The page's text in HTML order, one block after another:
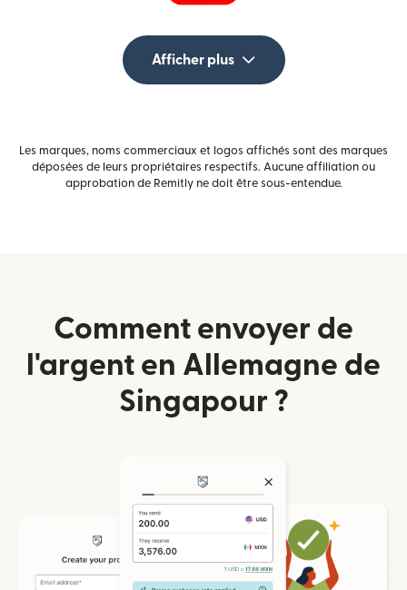
Afficher plus
Les marques, noms commerciaux et logos affichés sont des marques
déposées de leurs propriétaires respectifs. Aucune affiliation ou
approbation de Remitly ne doit être sous-entendue.
Comment envoyer de
l'argent en Allemagne de
Singapour ?